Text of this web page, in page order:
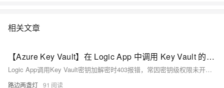
相关文章
【Azure Key Vault】在 Logic App 中调用 Key Vault 的 Key 进行加密/解密操作时权限报错问题
Logic App调用Key Vault密钥加解密时403报错，常因密钥级权限未开启：即使访问策略已授权，仍需单独为该密钥勾选“Encrypt/Decrypt”等Permitted operations，否则操作被拒。
路边两盏灯 91